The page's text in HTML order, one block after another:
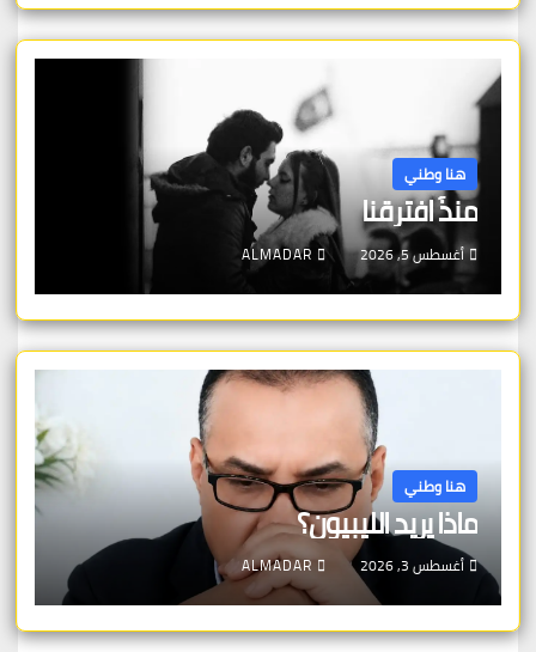
هنا وطني
منذُ افترقنا
أغسطس 5, 2026 ALMADAR
هنا وطني
ماذا يريد الليبيون؟
أغسطس 3, 2026 ALMADAR